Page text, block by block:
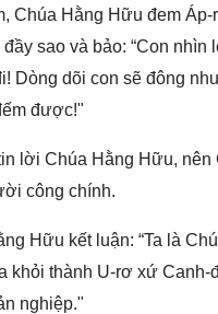
Chúa Hằng Hữu đem Áp-
sao và bảo: “Con nhìn
Dòng dõi con sẽ đông
được!"
lời Chúa Hằng Hữu,
công chính.
Hữu kết luận: “Ta là
khỏi thành U-rơ xứ Canh-
nghiệp."